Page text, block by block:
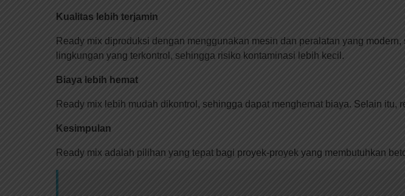
Kualitas lebih terjamin
Ready mix diproduksi dengan menggunakan mesin dan peralatan yang
lingkungan yang terkontrol, sehingga risiko kontaminasi lebih kecil.
Biaya lebih hemat
Ready mix lebih mudah dikontrol, sehingga dapat menghemat biaya. Selain
Kesimpulan
Ready mix adalah pilihan yang tepat bagi proyek-proyek yang membutuhkan